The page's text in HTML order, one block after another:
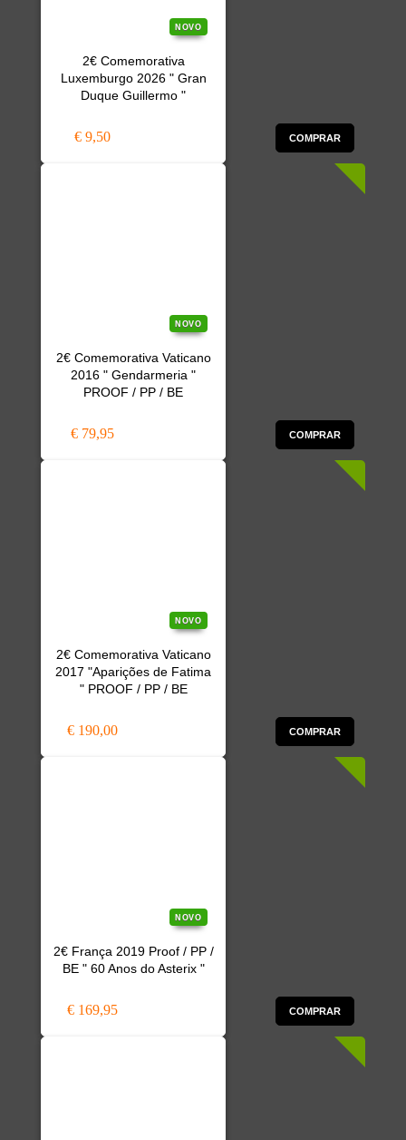
NOVO
2€ Comemorativa
Luxemburgo 2026 " Gran
Duque Guillermo "
€ 9,50 COMPRAR
NOVO
2€ Comemorativa Vaticano
2016 " Gendarmeria "
PROOF / PP / BE
€ 79,95 COMPRAR
NOVO
2€ Comemorativa Vaticano
2017 "Aparições de Fatima
" PROOF / PP / BE
€ 190,00 COMPRAR
NOVO
2€ França 2019 Proof / PP /
BE " 60 Anos do Asterix "
€ 169,95 COMPRAR